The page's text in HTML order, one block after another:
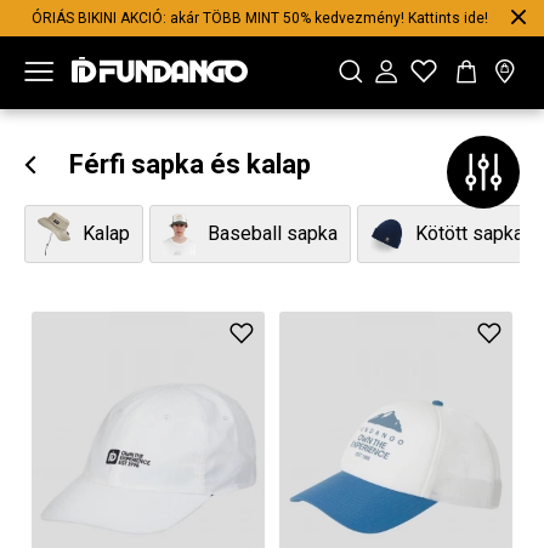
ÓRIÁS BIKINI AKCIÓ: akár TÖBB MINT 50% kedvezmény! Kattints ide!
Férfi sapka és kalap
Kalap Baseball sapka Kötött sapka